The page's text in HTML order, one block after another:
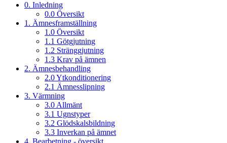
0. Inledning
0.0 Översikt
1. Ämnesframställning
1.0 Översikt
1.1 Götgjutning
1.2 Stränggjutning
1.3 Krav på ämnen
2. Ämnesbehandling
2.0 Ytkonditionering
2.1 Ämnesslipning
3. Värmning
3.0 Allmänt
3.1 Ugnstyper
3.2 Glödskalsbildning
3.3 Inverkan på ämnet
4. Bearbetning - översikt